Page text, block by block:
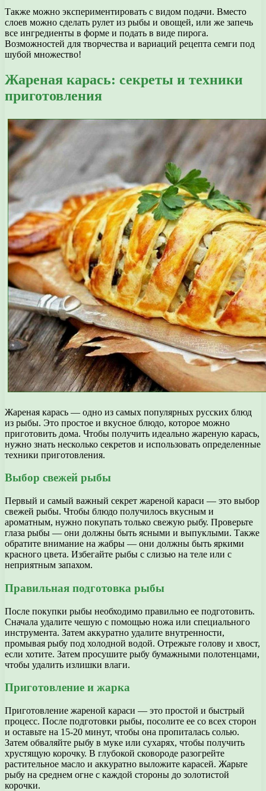
Также можно экспериментировать с видом подачи. Вместо
слоев можно сделать рулет из рыбы и овощей, или же запечь
все ингредиенты в форме и подать в виде пирога.
Возможностей для творчества и вариаций рецепта семги под
шубой множество!
Жареная карась: секреты и техники
приготовления
Жареная карась — одно из самых популярных русских блюд
из рыбы. Это простое и вкусное блюдо, которое можно
приготовить дома. Чтобы получить идеально жареную карась,
нужно знать несколько секретов и использовать определенные
техники приготовления.
Выбор свежей рыбы
Первый и самый важный секрет жареной караси — это выбор
свежей рыбы. Чтобы блюдо получилось вкусным и
ароматным, нужно покупать только свежую рыбу. Проверьте
глаза рыбы — они должны быть ясными и выпуклыми. Также
обратите внимание на жабры — они должны быть яркими
красного цвета. Избегайте рыбы с слизью на теле или с
неприятным запахом.
Правильная подготовка рыбы
После покупки рыбы необходимо правильно ее подготовить.
Сначала удалите чешую с помощью ножа или специального
инструмента. Затем аккуратно удалите внутренности,
промывая рыбу под холодной водой. Отрежьте голову и хвост,
если хотите. Затем просушите рыбу бумажными полотенцами,
чтобы удалить излишки влаги.
Приготовление и жарка
Приготовление жареной караси — это простой и быстрый
процесс. После подготовки рыбы, посолите ее со всех сторон
и оставьте на 15-20 минут, чтобы она пропиталась солью.
Затем обваляйте рыбу в муке или сухарях, чтобы получить
хрустящую корочку. В глубокой сковороде разогрейте
растительное масло и аккуратно выложите карасей. Жарьте
рыбу на среднем огне с каждой стороны до золотистой
корочки.